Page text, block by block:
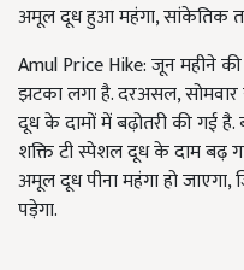
अमूल दूध हुआ महंगा, सांकेतिक
Amul Price Hike: जून महीने
झटका लगा है. दरअसल,
दूध के दामों में बढ़ोतरी की गई
शक्ति टी स्पेशल दूध के दाम बढ़
अमूल दूध पीना महंगा हो
पड़ेगा.